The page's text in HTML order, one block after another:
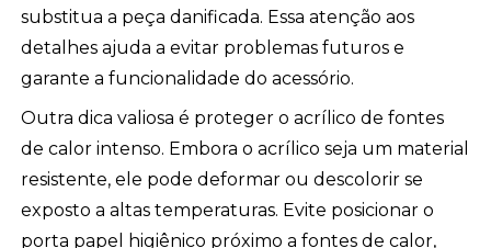
substitua a peça danificada. Essa atenção aos
detalhes ajuda a evitar problemas futuros e
garante a funcionalidade do acessório.
Outra dica valiosa é proteger o acrílico de fontes
de calor intenso. Embora o acrílico seja um material
resistente, ele pode deformar ou descolorir se
exposto a altas temperaturas. Evite posicionar o
porta papel higiênico próximo a fontes de calor,